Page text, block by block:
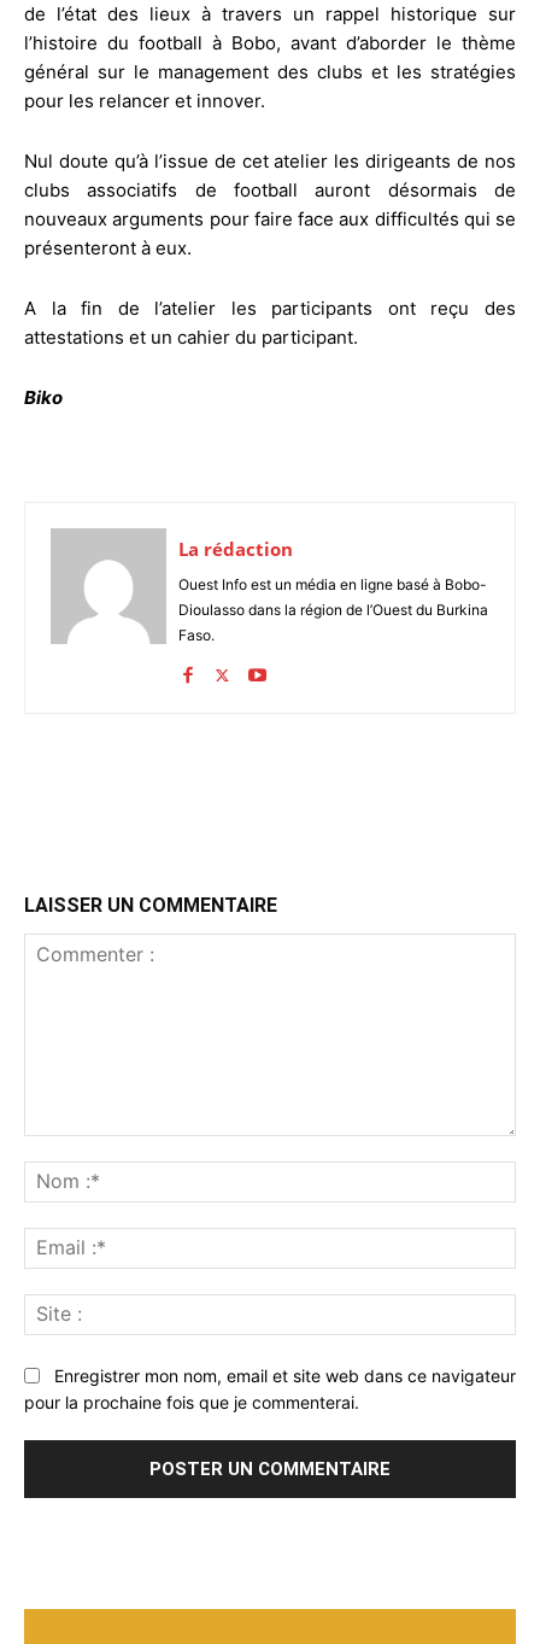
de l’état des lieux à travers un rappel historique sur
l’histoire du football à Bobo, avant d’aborder le thème
général sur le management des clubs et les stratégies
pour les relancer et innover.
Nul doute qu’à l’issue de cet atelier les dirigeants de nos
clubs associatifs de football auront désormais de
nouveaux arguments pour faire face aux difficultés qui se
présenteront à eux.
A la fin de l’atelier les participants ont reçu des
attestations et un cahier du participant.
Biko
La rédaction
Ouest Info est un média en ligne basé à Bobo-
Dioulasso dans la région de l’Ouest du Burkina
Faso.
LAISSER UN COMMENTAIRE
:*
:*
:
Enregistrer mon nom, email et site web dans ce navigateur
pour la prochaine fois que je commenterai.